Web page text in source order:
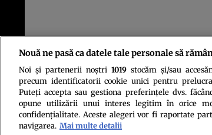
Nouă ne pasă ca datele tale personale să
Noi și partenerii noștri 1019stocăm și/sau
precum identificatorii cookie unici pentru
Puteți accepta sau gestiona preferințele dvs.
opune utilizării unui interes legitim în orice
confidențialitate. Aceste alegeri vor fi raportate
navigarea. Mai multe detalii